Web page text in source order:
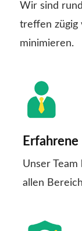
Wir sind
treffen zügig
minimieren.
Unser
allen